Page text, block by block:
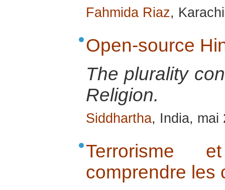
Fahmida Riaz,
Open-source
The plurality
Religion.
Siddhartha, India, mai
Terrorisme
comprendre les